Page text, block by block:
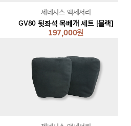
GV80 뒷좌석 목베개 세트 [블랙]
197,000원
제네시스 액세서리